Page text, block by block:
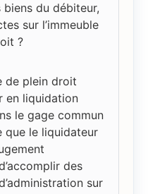
du débiteur,
sur l’immeuble
?
de plein droit
en liquidation
le gage commun
que le liquidateur
des
sur